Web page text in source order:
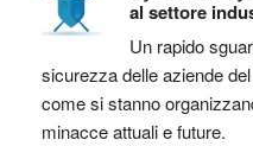
al settore
Un rapido
sicurezza delle aziende
come si stanno
minacce attuali e future.